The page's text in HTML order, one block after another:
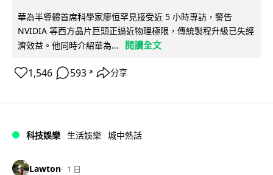
華為半導體首席科學家廖恒罕見接受近 5 小時專訪，警告
NVIDIA 等西方晶片巨頭正逼近物理極限，傳統製程升級已失經
濟效益。他同時介紹華為...
閱讀全文
1,546 593 ↗ 分享
科技娛樂 生活娛樂 城中熱話
Lawton 1 日